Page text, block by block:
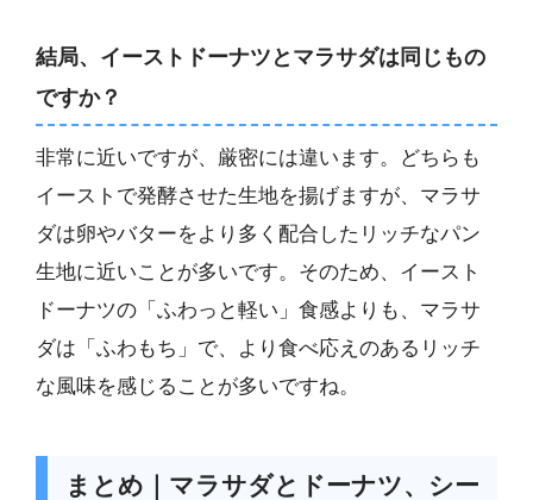
結局、イーストドーナツとマラサダは同じもの
ですか？
非常に近いですが、厳密には違います。どちらも
イーストで発酵させた生地を揚げますが、マラサ
ダは卵やバターをより多く配合したリッチなパン
生地に近いことが多いです。そのため、イースト
ドーナツの「ふわっと軽い」食感よりも、マラサ
ダは「ふわもち」で、より食べ応えのあるリッチ
な風味を感じることが多いですね。
まとめ｜マラサダとドーナツ、シー